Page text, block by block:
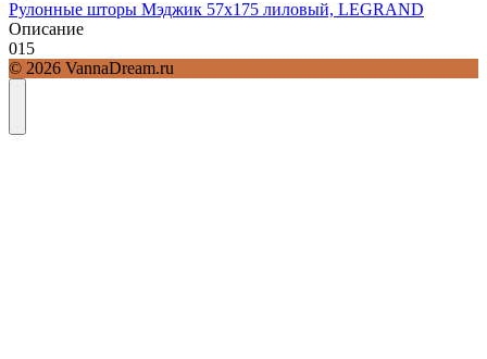
Рулонные шторы Мэджик 57х175 лиловый, LEGRAND
Описание
015
© 2026 VannaDream.ru